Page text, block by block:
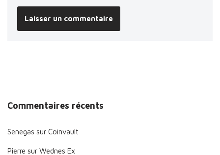
Commentaires récents
Senegas sur Coinvault
Pierre sur Wednes Ex